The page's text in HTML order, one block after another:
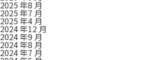
2025 年8 月
2025 年7 月
2025 年4 月
2024 年12 月
2024 年9 月
2024 年8 月
2024 年7 月